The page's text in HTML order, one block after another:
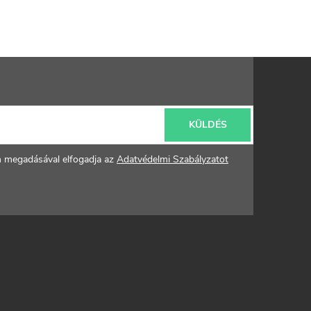
elfogadja az Adatvédelmi Szabályzatot
KÜLDÉS